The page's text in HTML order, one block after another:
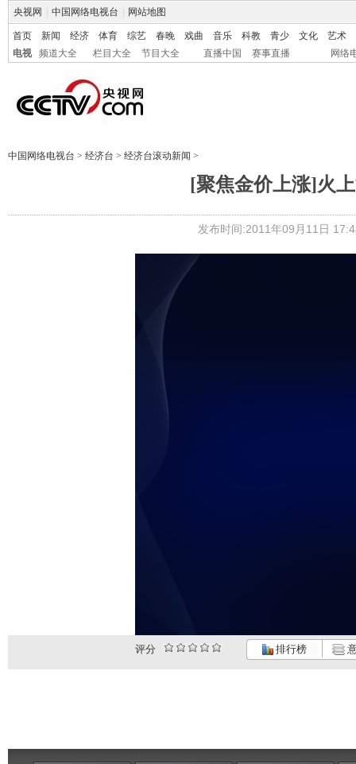
央视网 中国网络电视台 网站地图
首页 新闻 经济 体育 综艺 春晚 戏曲 音乐 科教 青少 文化
艺术
电视
频道大全 栏目大全 节目大全 直播中国 赛事直播 网络
中国网络电视台 > 经济台 > 经济台滚动新闻 >
[聚焦金价上涨]火
发布时间:2011年09月11日
评分 排行榜